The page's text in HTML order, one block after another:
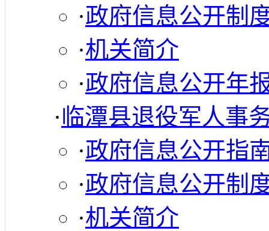
·政府信息公开制
·机关简介
·政府信息公开年
·临潭县退役军人事
·政府信息公开指
·政府信息公开制
·机关简介